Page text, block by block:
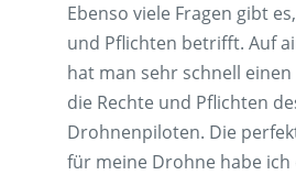
Ebenso viele Fragen gibt
und Pflichten betrifft. Auf
hat man sehr schnell
die Rechte und Pflichten
Drohnenpiloten. Die
für meine Drohne habe